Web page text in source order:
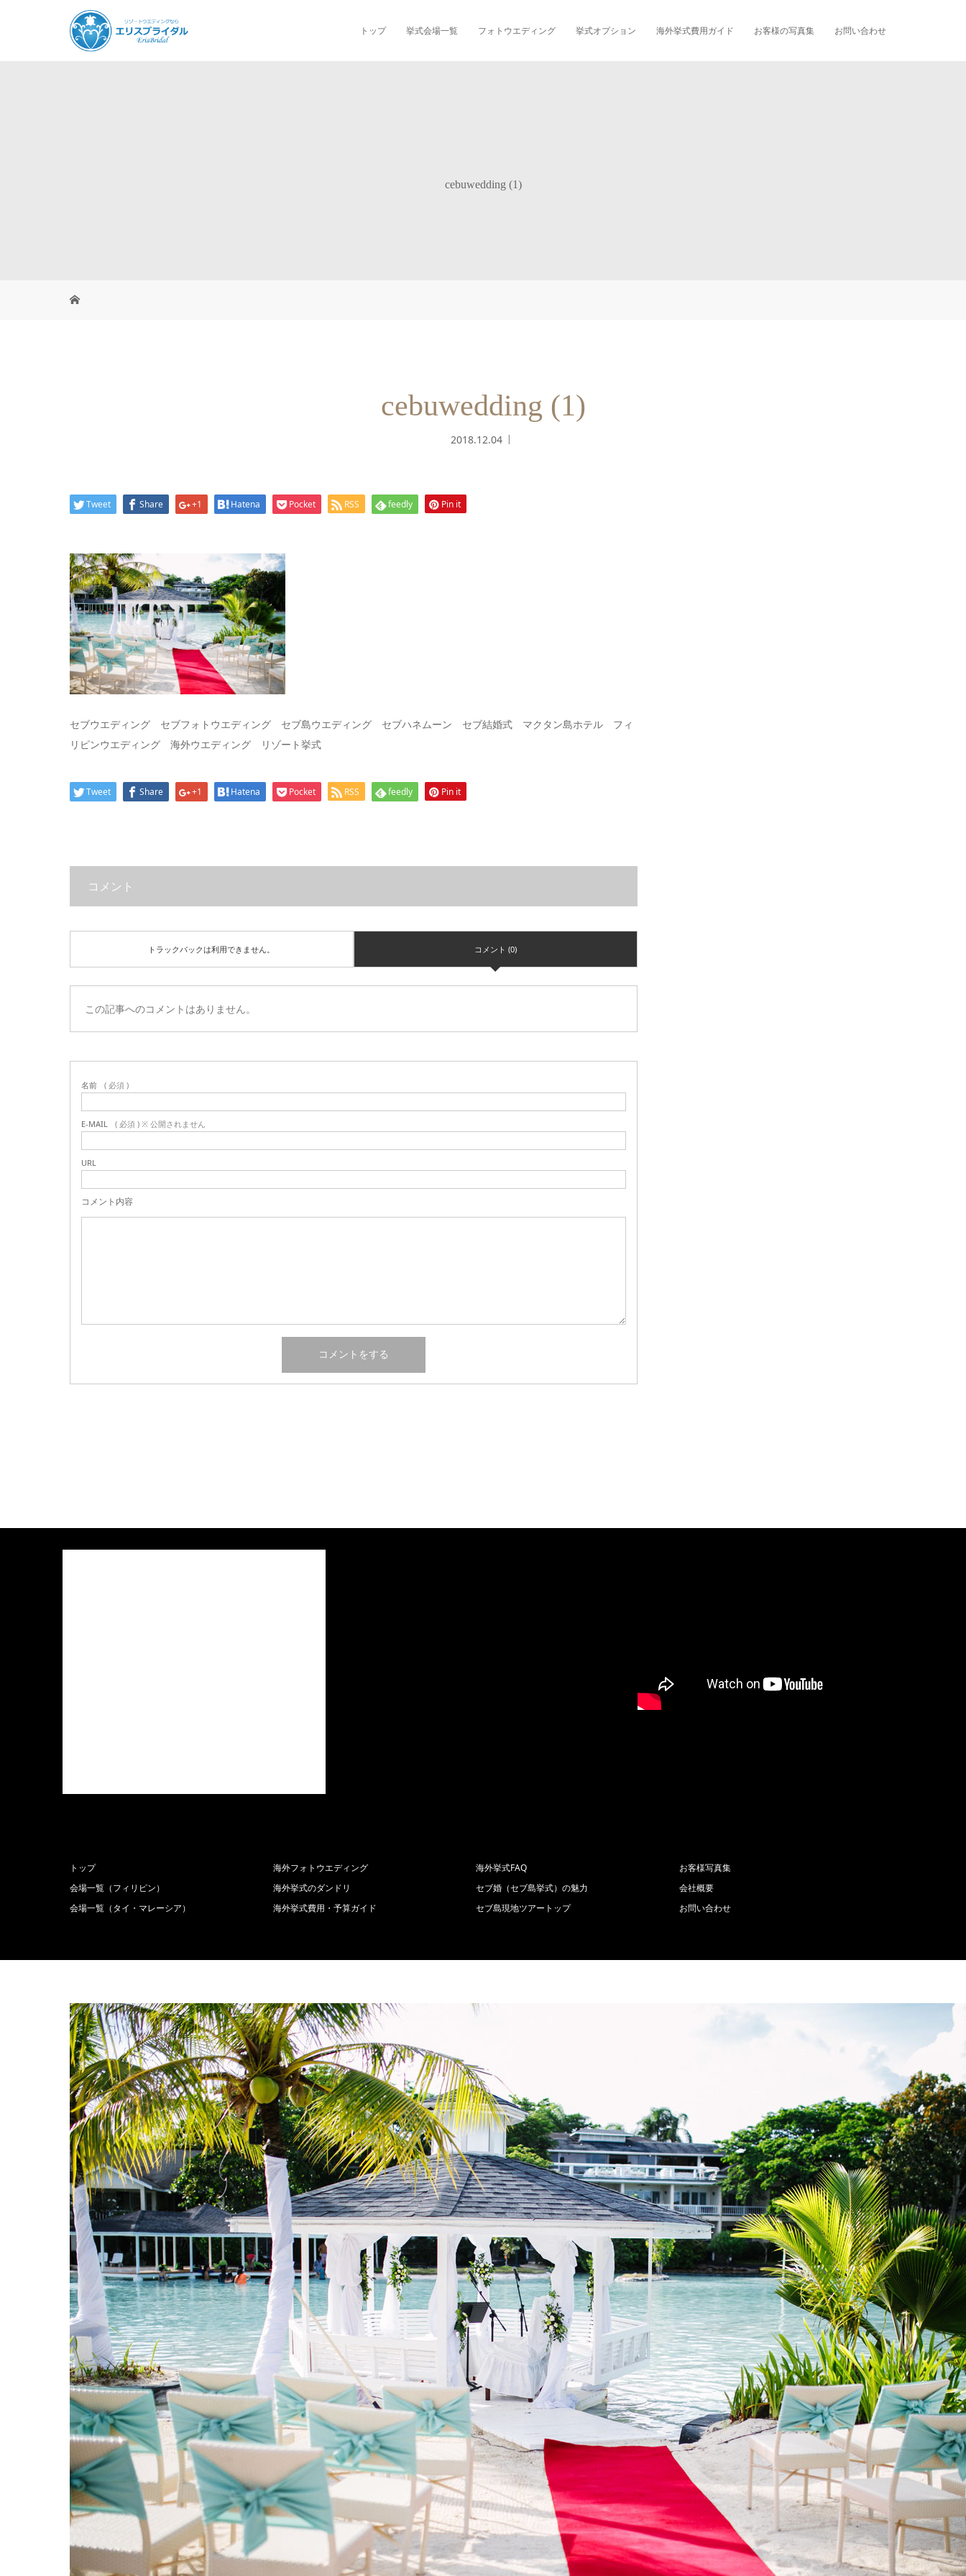
トップ 挙式会場一覧 フォトウエディング 挙式オプション 海外挙式費用ガイド お客様の写真集 お問い合わせ
cebuwedding (1)
cebuwedding (1)
2018.12.04
Tweet Share +1 Hatena Pocket RSS feedly Pin it
セブウエディング セブフォトウエディング セブ島ウエディング セブハネムーン セブ結婚式 マクタン島ホテル フィ
リピンウエディング 海外ウエディング リゾート挙式
Tweet Share +1 Hatena Pocket RSS feedly Pin it
コメント
トラックバックは利用できません。 コメント (0)
この記事へのコメントはありません。
名前 ( 必須 )
E-MAIL ( 必須 ) ※ 公開されません
URL
コメント内容
トップ
会場一覧（フィリピン）
会場一覧（タイ・マレーシア）
海外フォトウエディング
海外挙式のダンドリ
海外挙式費用・予算ガイド
海外挙式FAQ
セブ婚（セブ島挙式）の魅力
セブ島現地ツアートップ
お客様写真集
会社概要
お問い合わせ